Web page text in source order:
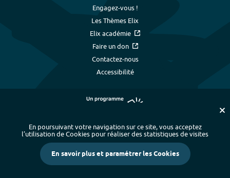
Engagez-vous !
Les Thèmes Elix
Elix académie
Faire un don
Contactez-nous
Accessibilité
Plan du site - Index alphabétique
-
Mentions légales et données personnelles
- Paramétrer les cookies
Crédits
En poursuivant votre navigation sur ce site, vous acceptez
l’utilisation de Cookies pour réaliser des statistiques de visites
En savoir plus et paramétrer les Cookies